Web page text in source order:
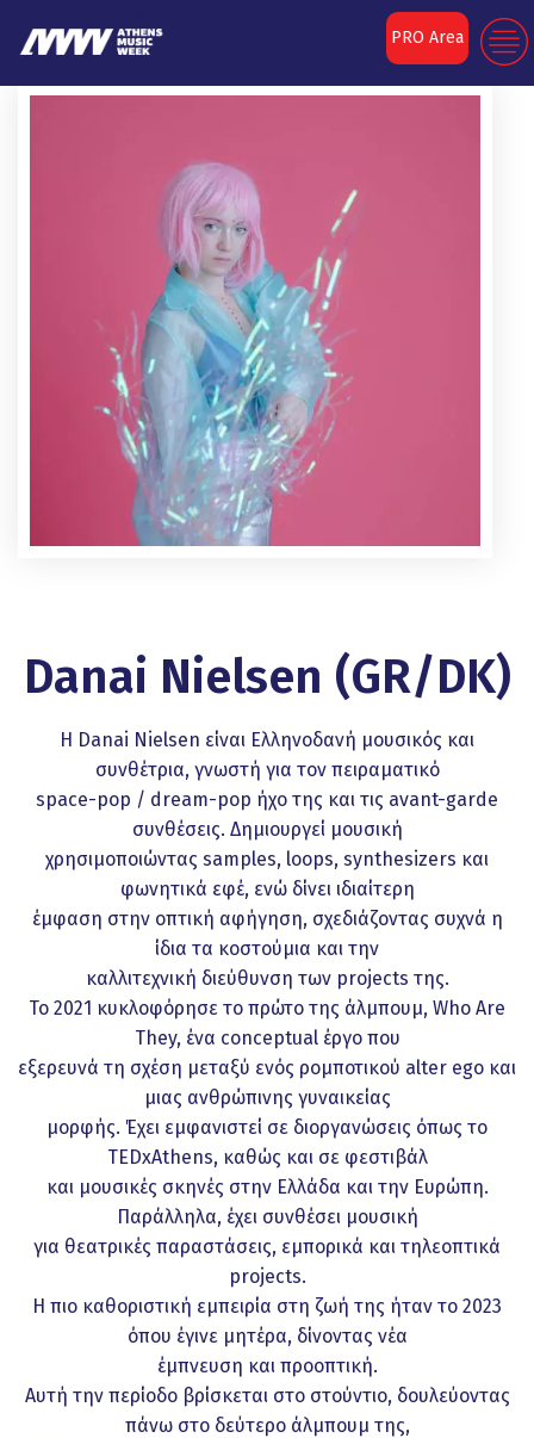
PRO Area
Danai Nielsen (GR/DK)
Η Danai Nielsen είναι Ελληνοδανή μουσικός και
συνθέτρια, γνωστή για τον πειραματικό
space-pop / dream-pop ήχο της και τις avant-garde
συνθέσεις. Δημιουργεί μουσική
χρησιμοποιώντας samples, loops, synthesizers και
φωνητικά εφέ, ενώ δίνει ιδιαίτερη
έμφαση στην οπτική αφήγηση, σχεδιάζοντας συχνά η
ίδια τα κοστούμια και την
καλλιτεχνική διεύθυνση των projects της.
Το 2021 κυκλοφόρησε το πρώτο της άλμπουμ, Who Are
They, ένα conceptual έργο που
εξερευνά τη σχέση μεταξύ ενός ρομποτικού alter ego και
μιας ανθρώπινης γυναικείας
μορφής. Έχει εμφανιστεί σε διοργανώσεις όπως το
TEDxAthens, καθώς και σε φεστιβάλ
και μουσικές σκηνές στην Ελλάδα και την Ευρώπη.
Παράλληλα, έχει συνθέσει μουσική
για θεατρικές παραστάσεις, εμπορικά και τηλεοπτικά
projects.
Η πιο καθοριστική εμπειρία στη ζωή της ήταν το 2023
όπου έγινε μητέρα, δίνοντας νέα
έμπνευση και προοπτική.
Αυτή την περίοδο βρίσκεται στο στούντιο, δουλεύοντας
πάνω στο δεύτερο άλμπουμ της,